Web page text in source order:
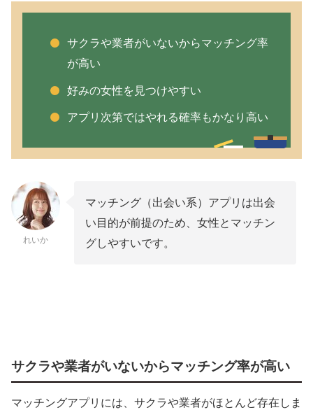
サクラや業者がいないからマッチング率
が高い
好みの女性を見つけやすい
アプリ次第ではやれる確率もかなり高い
れいか
マッチング（出会い系）アプリは出会
い目的が前提のため、女性とマッチン
グしやすいです。
サクラや業者がいないからマッチング率が高い
マッチングアプリには、サクラや業者がほとんど存在しま